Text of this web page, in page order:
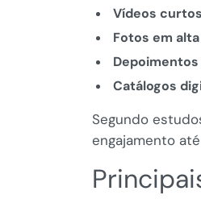
Vídeos
Fotos em
Catálogos
Segundo
engajamento